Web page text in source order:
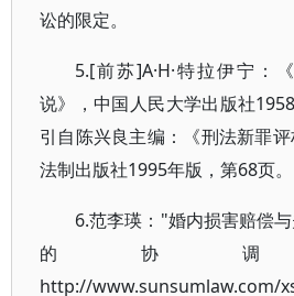
讼的限定。
5.[前苏]A·H·特拉伊宁：
说》，中国人民大学出版社
引自陈兴良主编：《刑法新罪
法制出版社1995年版，第68页。
6.范李瑛："婚内损害赔偿
的协
http://www.sunsumlaw.com/